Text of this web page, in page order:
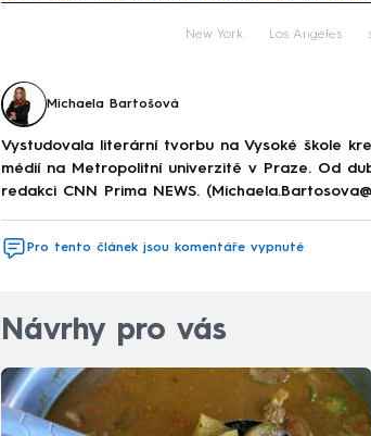
Failed
New York Los Angeles
Michaela Bartošová
Vystudovala literární tvorbu na Vysoké škole
médií na Metropolitní univerzitě v Praze. Od
redakci CNN Prima NEWS.
Pro tento článek jsou komentáře vypnuté
Návrhy pro vás